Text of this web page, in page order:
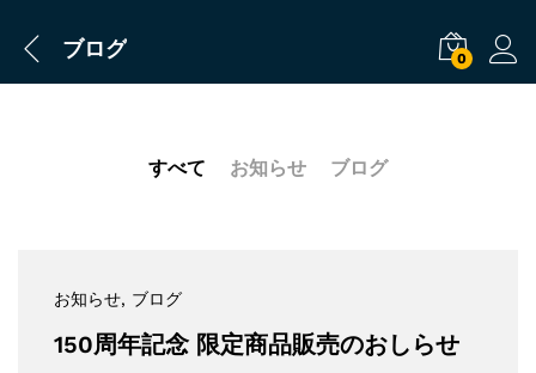
ブログ 0
すべて お知らせ ブログ
お知らせ, ブログ
150周年記念 限定商品販売のおしらせ